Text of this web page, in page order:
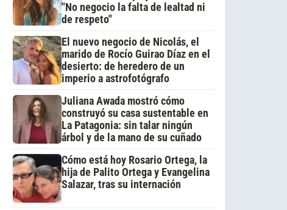
"No negocio la falta de lealtad ni
de respeto"
El nuevo negocio de Nicolás, el
marido de Rocío Guirao Díaz en el
desierto: de heredero de un
imperio a astrofotógrafo
Juliana Awada mostró cómo
construyó su casa sustentable en
La Patagonia: sin talar ningún
árbol y de la mano de su cuñado
Cómo está hoy Rosario Ortega, la
hija de Palito Ortega y Evangelina
Salazar, tras su internación